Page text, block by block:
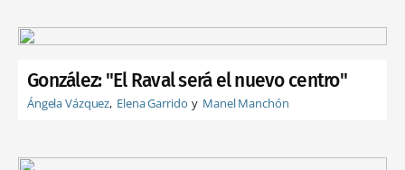
González: "El Raval será el nuevo centro"
Ángela Vázquez Elena Garrido Manel Manchón